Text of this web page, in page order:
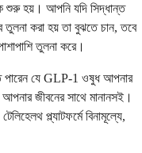
শুরু হয়। আপনি যদি সিদ্ধান্ত
করা হয় তা বুঝতে চান, তবে
তুলনা করে।
পারেন যে GLP-1 ওষুধ আপনার
জীবনের সাথে মানানসই।
প্ল্যাটফর্মে বিনামূল্যে,